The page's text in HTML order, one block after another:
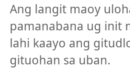
Ang langit maoy
pamanabana ug init
lahi kaayo ang
gituohan sa uban.